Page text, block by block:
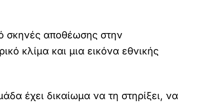
σκηνές αποθέωσης στην
κλίμα και μια εικόνα εθνικής
έχει δικαίωμα να τη στηρίξει, να